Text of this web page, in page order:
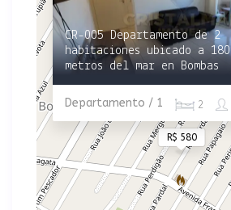
R$ 580
CR-005 Departamento de 2
habitaciones ubicado a 180
metros del mar en Bombas
Departamento / 1 2